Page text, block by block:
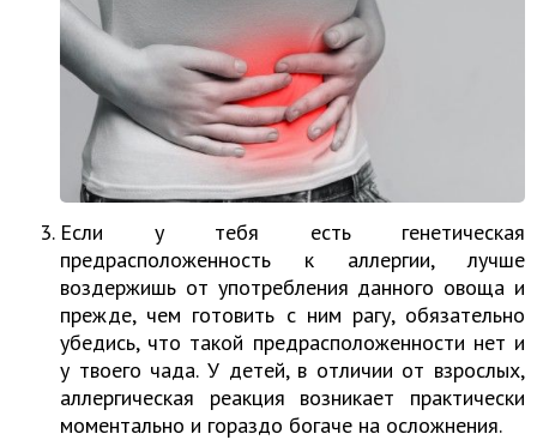
Если у тебя есть генетическая
предрасположенность к аллергии, лучше
воздержишь от употребления данного овоща и
прежде, чем готовить с ним рагу, обязательно
убедись, что такой предрасположенности нет и
у твоего чада. У детей, в отличии от взрослых,
аллергическая реакция возникает практически
моментально и гораздо богаче на осложнения.